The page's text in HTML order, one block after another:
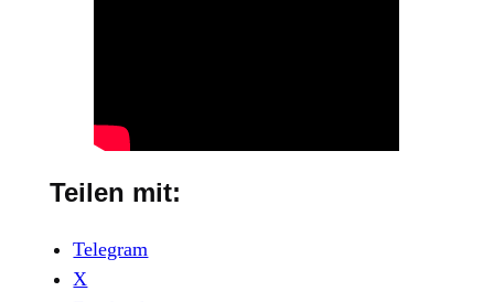
Teilen mit:
Telegram
X